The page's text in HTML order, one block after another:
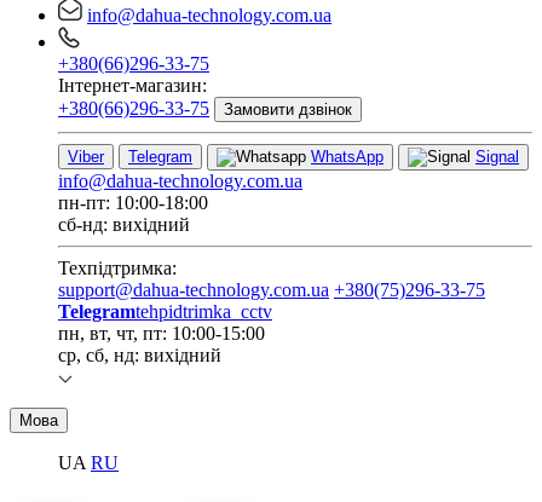
info@dahua-technology.com.ua
+380(66)296-33-75
Інтернет-магазин:
+380(66)296-33-75
Замовити дзвінок
Viber Telegram WhatsApp Signal
info@dahua-technology.com.ua
пн-пт: 10:00-18:00
сб-нд: вихідний
Техпідтримка:
support@dahua-technology.com.ua +380(75)296-33-75
Telegramtehpidtrimka_cctv
пн, вт, чт, пт: 10:00-15:00
ср, сб, нд: вихідний
Мова
UA RU